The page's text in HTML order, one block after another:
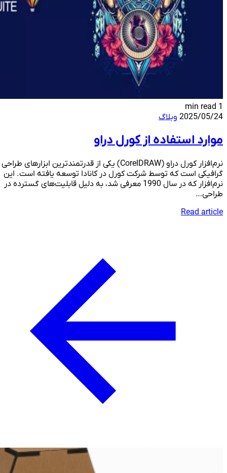
2025/05/24 وبلاگ
موارد استفاده از کورل دراو
نرم‌افزار کورل دراو (CorelDRAW) یکی از قدرتمندترین ابزارهای طراحی
گرافیکی است که توسط شرکت کورل در کانادا توسعه یافته است. این
نرم‌افزار که در سال 1990 معرفی شد، به دلیل قابلیت‌های گسترده در
طراحی…
Read article